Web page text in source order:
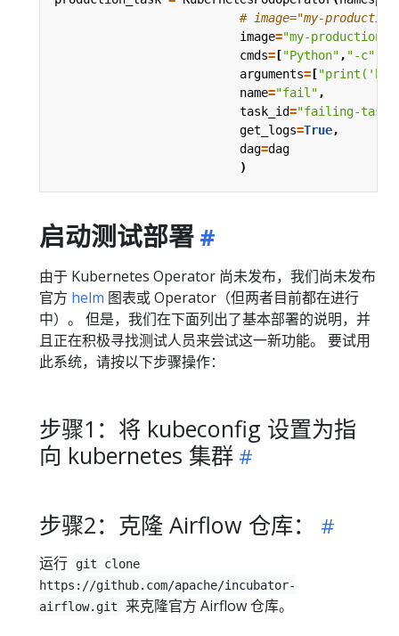
# image="my-
image="my-
cmds=["Python" , "-c"
arguments=[
name="fail" ,
task_id="failing-task"
get_logs=True,
dag=dag
)
启动测试部署
由于 Kubernetes Operator 尚未发布，我们尚未发布
官方 helm 图表或 Operator（但两者目前都在进行
中）。 但是，我们在下面列出了基本部署的说明，并
且正在积极寻找测试人员来尝试这一新功能。 要试用
此系统，请按以下步骤操作：
步骤1：将 kubeconfig 设置为指
向 kubernetes 集群
步骤2：克隆 Airflow 仓库：
运行
git clone
https://github.com/apache/incubator-
airflow.git
来克隆官方 Airflow 仓库。